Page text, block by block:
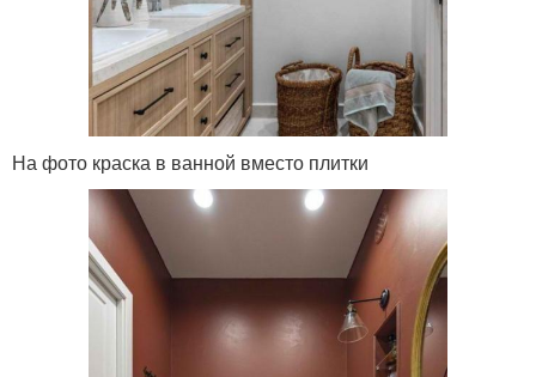
На фото краска в ванной вместо плитки